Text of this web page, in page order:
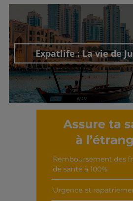
Expatlife : La vie de
Découvrir cet